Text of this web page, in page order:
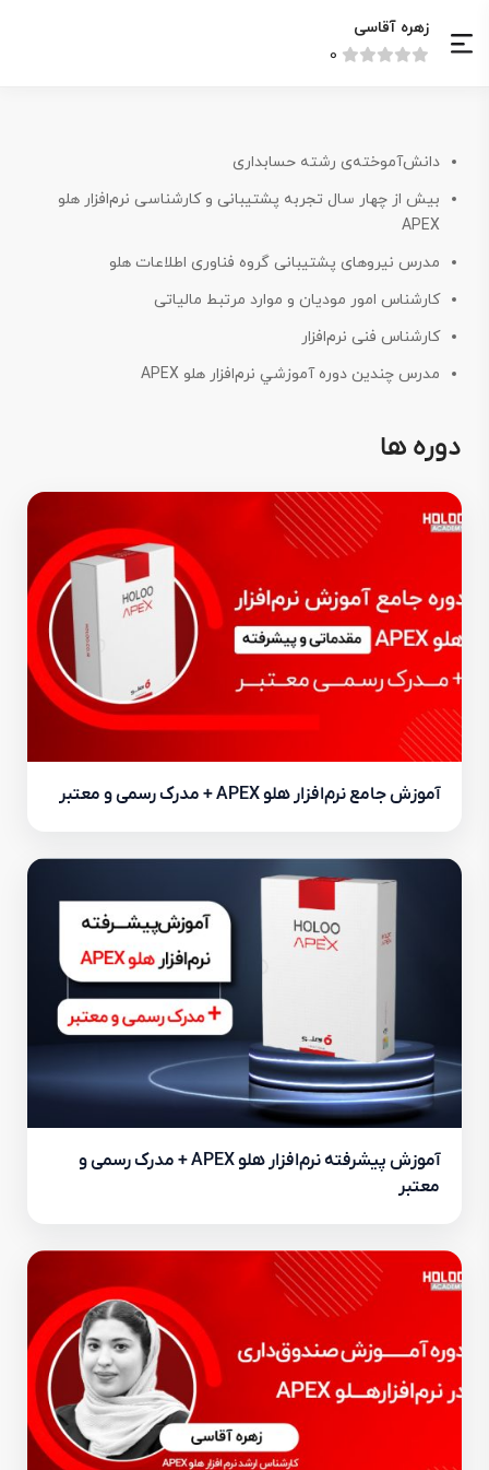
زهره آقاسی
0
دانش‌آموخته‌ی رشته حسابداری
بیش از چهار سال تجربه پشتیبانی و کارشناسی نرم‌افزار هلو
APEX
مدرس نیروهای پشتیبانی گروه فناوری اطلاعات هلو
کارشناس امور مودیان و موارد مرتبط مالیاتی
کارشناس فنی نرم‌افزار
مدرس چندین دوره آموزشي نرم‌افزار هلو APEX​
دوره ها
آموزش جامع نرم‌افزار هلو APEX + مدرک رسمی و معتبر
آموزش پیشرفته نرم‌افزار هلو APEX + مدرک رسمی و
معتبر